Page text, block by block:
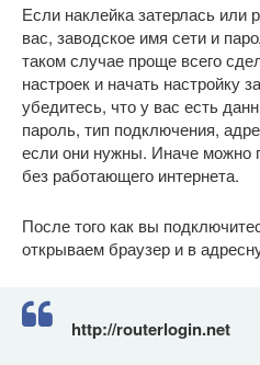
Если наклейка затерлась или
вас, заводское имя сети и
таком случае проще всего
настроек и начать настройку
убедитесь, что у вас есть
пароль, тип подключения,
если они нужны. Иначе можно
без работающего интернета.
После того как вы
открываем браузер и в
http://routerlogin.net